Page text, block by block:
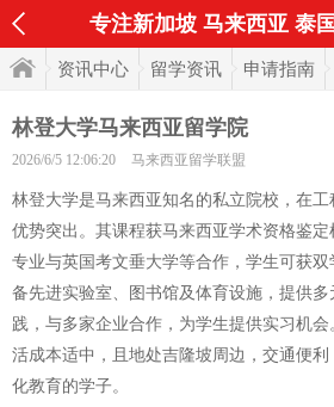
专注新加坡 马来西亚 泰
资讯中心 留学资讯 申请指南
林登大学马来西亚留学院
2026/6/5 12:06:20 马来西亚留学联盟
林登大学是马来西亚知名的私立院校，在
优势突出。其课程获马来西亚学术资格鉴
专业与英国考文垂大学等合作，学生可获
备先进实验室、图书馆及体育设施，提供
践，与多家企业合作，为学生提供实习机
活成本适中，且地处吉隆坡周边，交通便
化教育的学子。